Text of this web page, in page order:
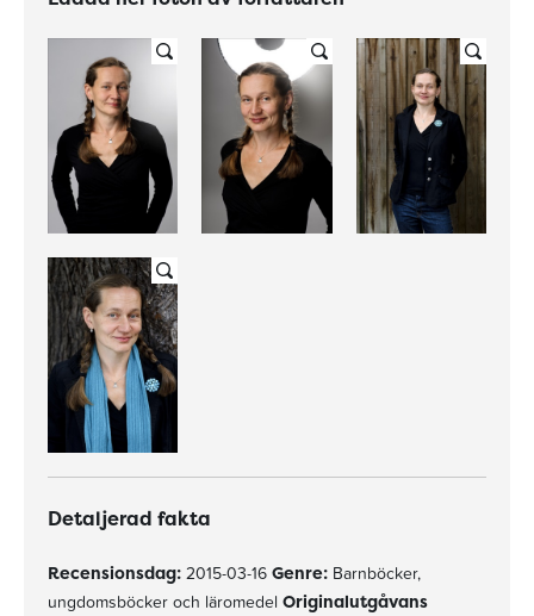
Detaljerad fakta
Recensionsdag: 2015-03-16 Genre: Barnböcker,
ungdomsböcker och läromedel Originalutgåvans